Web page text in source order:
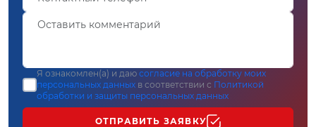
Я ознакомлен(а) и даю согласие на обработку моих
персональных данных в соответствии с Политикой
обработки и защиты персональных данных
ОТПРАВИТЬ ЗАЯВКУ